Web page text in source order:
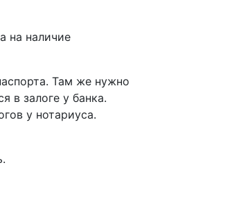
на наличие
Там же нужно
в залоге у банка.
у нотариуса.